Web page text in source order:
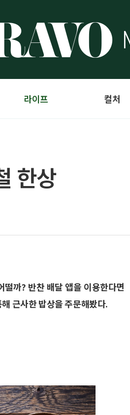
라이프 컬처
한상
까? 반찬 배달 앱을 이용한다면
근사한 밥상을 주문해봤다.